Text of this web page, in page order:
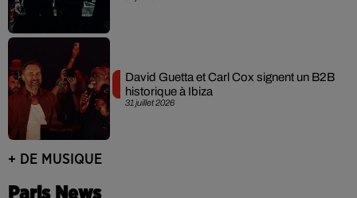
31 juillet 2026
David Guetta et Carl Cox signent un B2B
historique à Ibiza
+ DE MUSIQUE
Paris News